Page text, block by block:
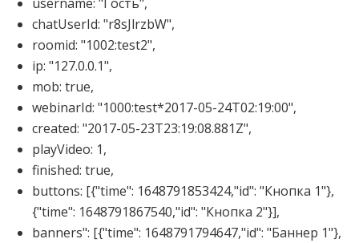
chatUserId: "r8sJlrzbW",
roomid: "1002:test2",
ip: "127.0.0.1",
mob: true,
webinarId: "1000:test*2017-05-24T02:19:00",
created: "2017-05-23T23:19:08.881Z",
playVideo: 1,
finished: true,
buttons: [{"time": 1648791853424,"id": "Кнопка 1"},
{"time": 1648791867540,"id": "Кнопка 2"}],
banners": [{"time": 1648791794647,"id": "Баннер 1"},